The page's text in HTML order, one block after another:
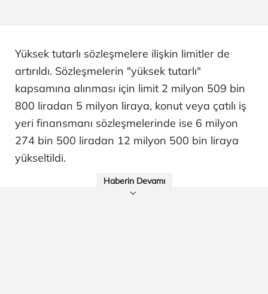
Yüksek tutarlı sözleşmelere ilişkin limitler de
artırıldı. Sözleşmelerin "yüksek tutarlı"
kapsamına alınması için limit 2 milyon 509 bin
800 liradan 5 milyon liraya, konut veya çatılı iş
yeri finansmanı sözleşmelerinde ise 6 milyon
274 bin 500 liradan 12 milyon 500 bin liraya
yükseltildi.
Haberin Devamı